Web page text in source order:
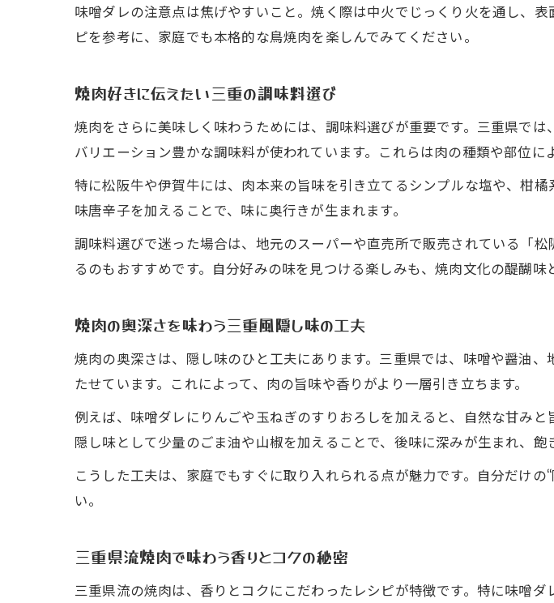
焼肉を引き立てる
鳥焼肉レシピ人気
焼肉料理を格上げ
焼肉に欠かせない
焼肉好きが知るべ
鳥焼肉に合う三重
焼肉を彩る三重県
味噌ダレの注意点は焦げやすいこと。焼く際は中火でじっくり火を通し、
ピを参考に、家庭でも本格的な鳥焼肉を楽しんでみてください。
焼肉好きに伝えたい三重の調味料選び
焼肉をさらに美味しく味わうためには、調味料選びが重要です。三重県で
バリエーション豊かな調味料が使われています。これらは肉の種類や部位に
特に松阪牛や伊賀牛には、肉本来の旨味を引き立てるシンプルな塩や、柑
味唐辛子を加えることで、味に奥行きが生まれます。
調味料選びで迷った場合は、地元のスーパーや直売所で販売されている「
るのもおすすめです。自分好みの味を見つける楽しみも、焼肉文化の醍醐味
焼肉の奥深さを味わう三重風隠し味の工夫
焼肉の奥深さは、隠し味のひと工夫にあります。三重県では、味噌や醤油
たせています。これによって、肉の旨味や香りがより一層引き立ちます。
例えば、味噌ダレにりんごや玉ねぎのすりおろしを加えると、自然な甘み
隠し味として少量のごま油や山椒を加えることで、後味に深みが生まれ、飽
こうした工夫は、家庭でもすぐに取り入れられる点が魅力です。自分だけ
い。
三重県流焼肉で味わう香りとコクの秘密
三重県流の焼肉は、香りとコクにこだわったレシピが特徴です。特に味噌
ご来店お待ち
ご来店お待ち